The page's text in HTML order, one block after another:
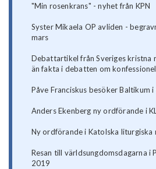
"Min rosenkrans" - nyhet från KPN
Syster Mikaela OP avliden -
mars
Debattartikel från Sveriges kristna
än fakta i debatten om
Påve Franciskus besöker Baltikum
Anders Ekenberg ny ordförande i
Ny ordförande i Katolska liturgiska
Resan till världsungdomsdagarna i
2019